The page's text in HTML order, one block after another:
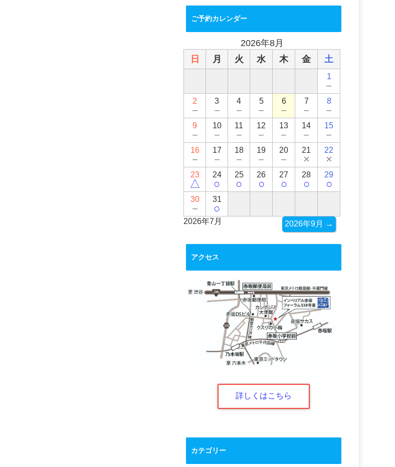
ご予約カレンダー
2026年8月
日
月 火 水 木 金 土
1
－
2
－
3
－
4
－
5
－
6
－
7
－
8
－
9
－
10
－
11
－
12
－
13
－
14
－
15
－
16
－
17
－
18
－
19
－
20
－
21
×
22
×
23
△
24
○
25
○
26
○
27
○
28
○
29
○
30
－
31
○
2026年7月 2026年9月 →
アクセス
詳しくはこちら
カテゴリー